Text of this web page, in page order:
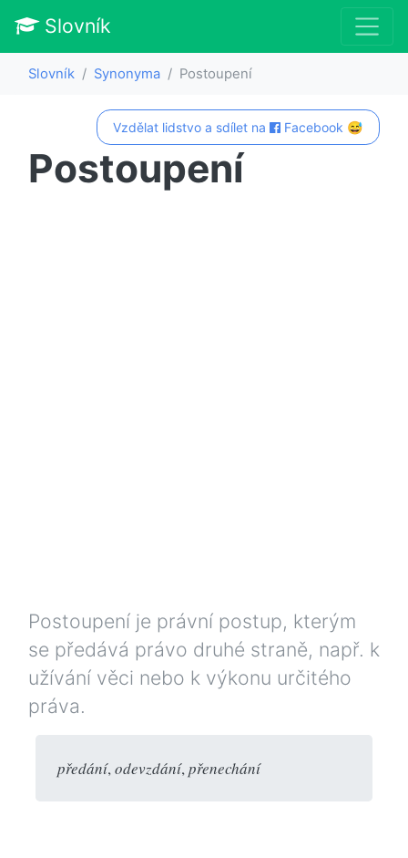
Slovník
Slovník Synonyma Postoupení
Vzdělat lidstvo a sdílet na Facebook 😅
Postoupení
Postoupení je právní postup, kterým
se předává právo druhé straně, např. k
užívání věci nebo k výkonu určitého
práva.
předání,odevzdání,přenechání